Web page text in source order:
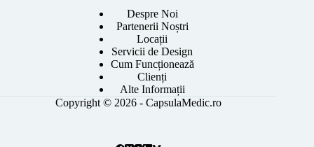
Despre Noi
Partenerii Noștri
Locații
Servicii de Design
Cum Funcționează
Clienți
Alte Informații
Copyright © 2026 - CapsulaMedic.ro